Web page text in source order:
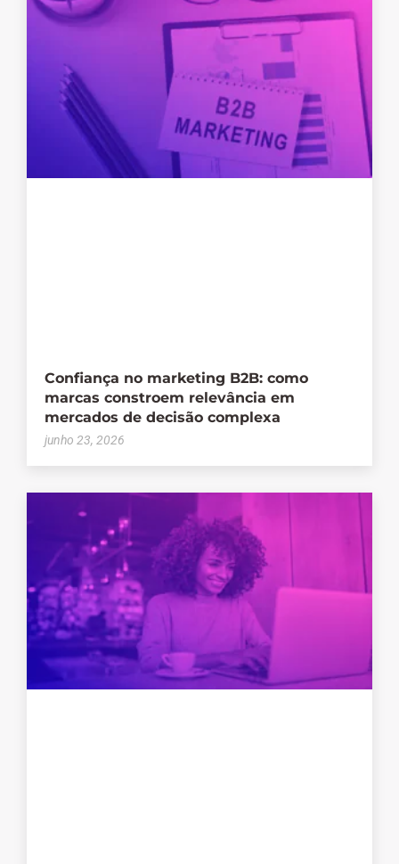
Confiança no marketing B2B: como
marcas constroem relevância em
mercados de decisão complexa
junho 23, 2026